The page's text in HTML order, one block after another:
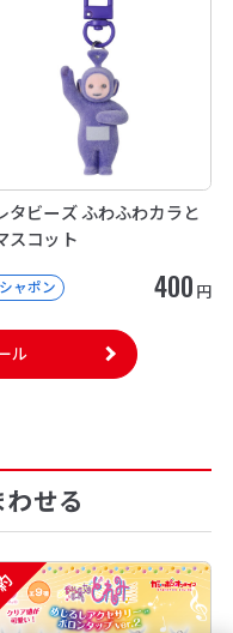
タビーズ ふわふわカラと
スコット
ャポン 400 円
ル
せる